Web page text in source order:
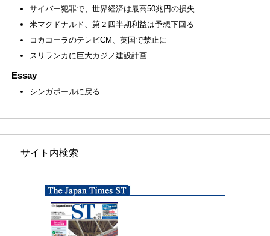
サイバー犯罪で、世界経済は最高50兆円の損失
米マクドナルド、第２四半期利益は予想下回る
コカコーラのテレビCM、英国で禁止に
スリランカに巨大カジノ建設計画
Essay
シンガポールに戻る
サイト内検索